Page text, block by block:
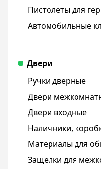
Пистолеты для
Автомобильные
Двери
Ручки дверные
Двери
Двери входные
Наличники,
Материалы для
Защелки для